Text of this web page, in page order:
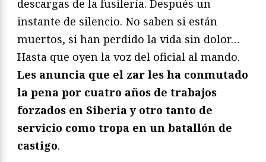
descargas de la fusilería. Después un
instante de silencio. No saben si están
muertos, si han perdido la vida sin dolor…
Hasta que oyen la voz del oficial al mando.
Les anuncia que el zar les ha conmutado
la pena por cuatro años de trabajos
forzados en Siberia y otro tanto de
servicio como tropa en un batallón de
castigo.